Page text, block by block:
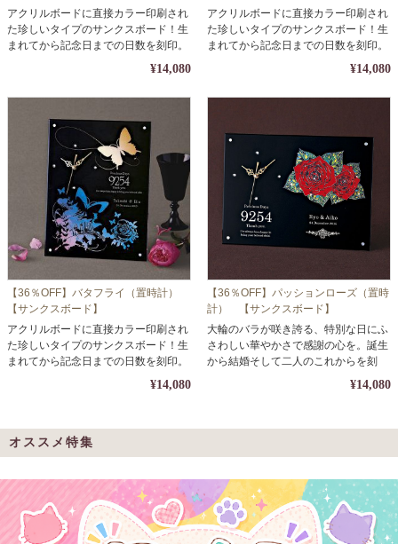
アクリルボードに直接カラー印刷され
た珍しいタイプのサンクスボード！生
まれてから記念日までの日数を刻印。
¥14,080
アクリルボードに直接カラー印刷され
た珍しいタイプのサンクスボード！生
まれてから記念日までの日数を刻印。
¥14,080
【36％OFF】バタフライ（置時計）
【サンクスボード】
アクリルボードに直接カラー印刷され
た珍しいタイプのサンクスボード！生
まれてから記念日までの日数を刻印。
¥14,080
【36％OFF】パッションローズ（置時
計） 【サンクスボード】
大輪のバラが咲き誇る、特別な日にふ
さわしい華やかさで感謝の心を。誕生
から結婚そして二人のこれからを刻
¥14,080
オススメ特集